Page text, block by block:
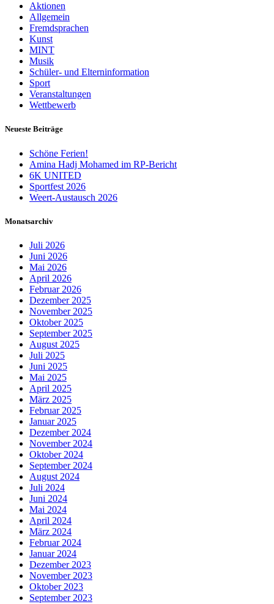
Aktionen
Allgemein
Fremdsprachen
Kunst
MINT
Musik
Schüler- und Elterninformation
Sport
Veranstaltungen
Wettbewerb
Neueste Beiträge
Schöne Ferien!
Amina Hadj Mohamed im RP-Bericht
6K UNITED
Sportfest 2026
Weert-Austausch 2026
Monatsarchiv
Juli 2026
Juni 2026
Mai 2026
April 2026
Februar 2026
Dezember 2025
November 2025
Oktober 2025
September 2025
August 2025
Juli 2025
Juni 2025
Mai 2025
April 2025
März 2025
Februar 2025
Januar 2025
Dezember 2024
November 2024
Oktober 2024
September 2024
August 2024
Juli 2024
Juni 2024
Mai 2024
April 2024
März 2024
Februar 2024
Januar 2024
Dezember 2023
November 2023
Oktober 2023
September 2023